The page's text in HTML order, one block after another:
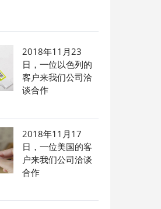
2018年11月23
日，一位以色列的
客户来我们公司洽
谈合作
2018年11月17
日，一位美国的客
户来我们公司洽谈
合作